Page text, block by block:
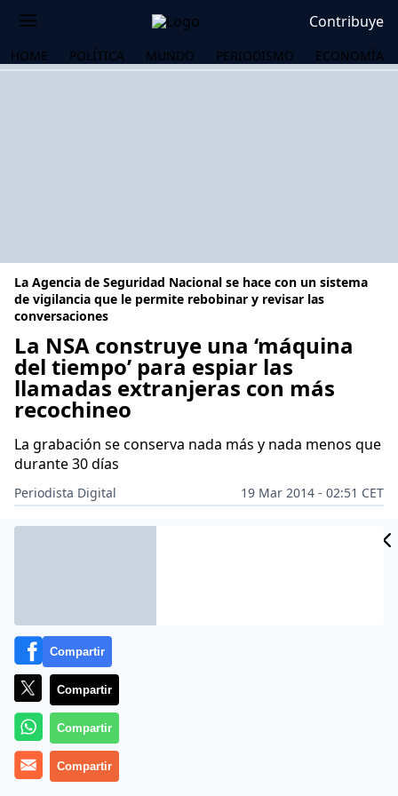
Contribuye
HOME POLÍTICA MUNDO PERIODISMO ECONOMÍA
La Agencia de Seguridad Nacional se hace con un sistema
de vigilancia que le permite rebobinar y revisar las
conversaciones
La NSA construye una ‘máquina
del tiempo’ para espiar las
llamadas extranjeras con más
recochineo
La grabación se conserva nada más y nada menos que
durante 30 días
Periodista Digital
19 Mar 2014 - 02:51 CET
Archivado en: AUDI EDWARD SNOWDEN
Compartir
Compartir
Compartir
Compartir